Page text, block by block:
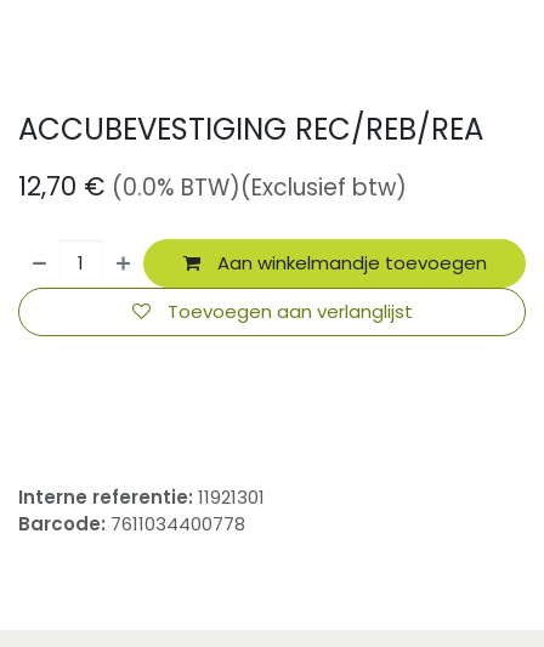
ACCUBEVESTIGING REC/REB/REA
12,70 € (0.0% BTW)(Exclusief btw)
Aan winkelmandje toevoegen
Toevoegen aan verlanglijst
Interne referentie: 11921301
Barcode: 7611034400778